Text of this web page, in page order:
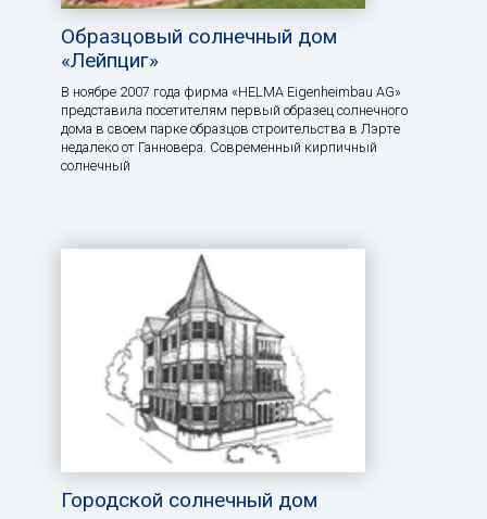
Образцовый солнечный дом
«Лейпциг»
В ноябре 2007 года фирма «HELMA Eigenheimbau AG»
представила посетителям первый образец солнечного
дома в своем парке образцов строительства в Лэрте
недалеко от Ганновера. Современный кирпичный
солнечный
Городской солнечный дом